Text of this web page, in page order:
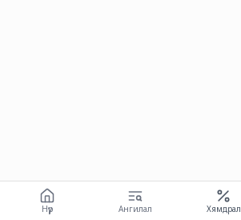
Нүүр Ангилал Хямдрал